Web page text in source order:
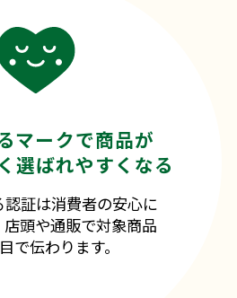
マークで商品が
選ばれやすくなる
証は消費者の安心に
頭や通販で対象商品
で伝わります。